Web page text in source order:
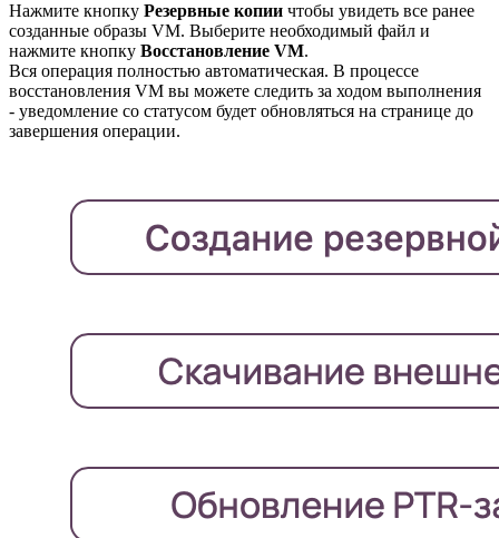
Нажмите кнопку Резервные копии чтобы увидеть все ранее
созданные образы VM. Выберите необходимый файл и
нажмите кнопку Восстановление VM.
Вся операция полностью автоматическая. В процессе
восстановления VM вы можете следить за ходом выполнения
- уведомление со статусом будет обновляться на странице до
завершения операции.